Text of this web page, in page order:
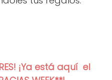
¡Ya está aquí el